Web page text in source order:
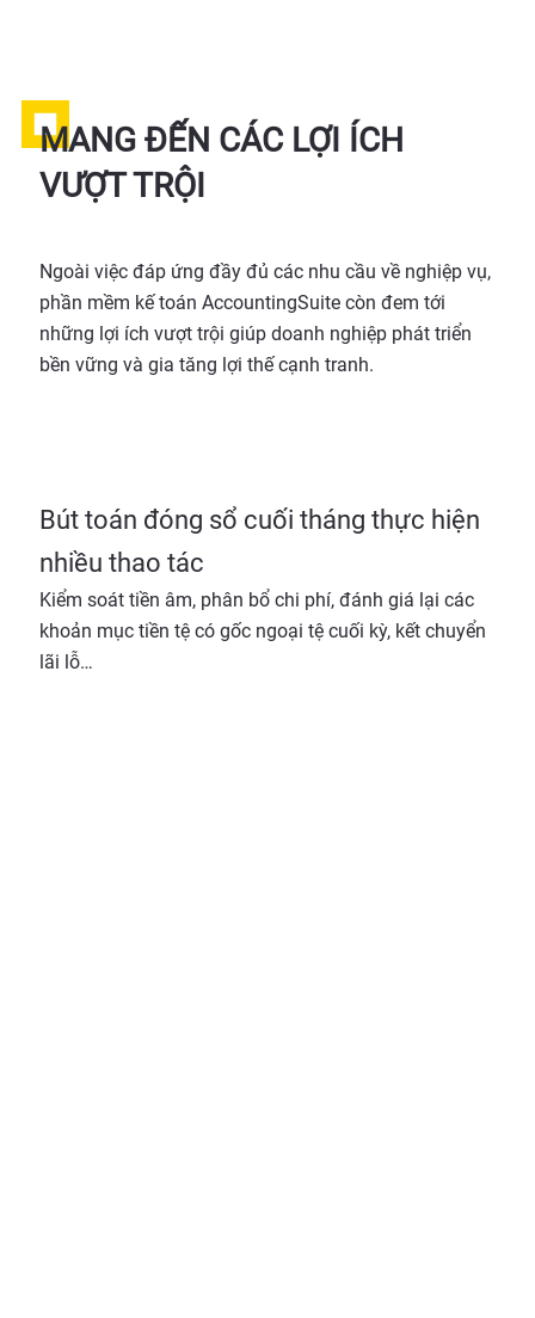
MANG ĐẾN CÁC LỢI ÍCH
VƯỢT TRỘI
Ngoài việc đáp ứng đầy đủ các nhu cầu về nghiệp vụ,
phần mềm kế toán AccountingSuite còn đem tới
những lợi ích vượt trội giúp doanh nghiệp phát triển
bền vững và gia tăng lợi thế cạnh tranh.
Bút toán đóng sổ cuối tháng thực hiện
nhiều thao tác
Kiểm soát tiền âm, phân bổ chi phí, đánh giá lại các
khoản mục tiền tệ có gốc ngoại tệ cuối kỳ, kết chuyển
lãi lỗ…